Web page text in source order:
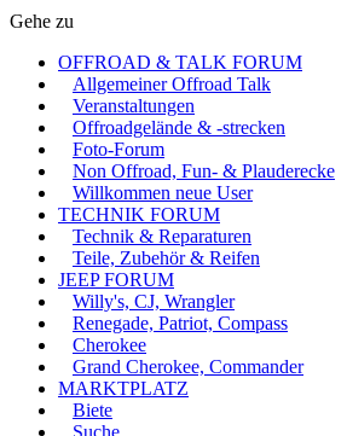
Gehe zu
OFFROAD & TALK FORUM
Allgemeiner Offroad Talk
Veranstaltungen
Offroadgelände & -strecken
Foto-Forum
Non Offroad, Fun- & Plauderecke
Willkommen neue User
TECHNIK FORUM
Technik & Reparaturen
Teile, Zubehör & Reifen
JEEP FORUM
Willy's, CJ, Wrangler
Renegade, Patriot, Compass
Cherokee
Grand Cherokee, Commander
MARKTPLATZ
Biete
Suche